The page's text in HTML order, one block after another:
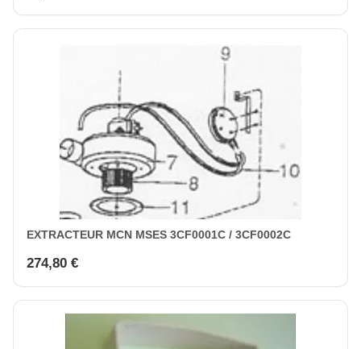
EXTRACTEUR MCN MSES 3CF0001C / 3CF0002C
274,80 €